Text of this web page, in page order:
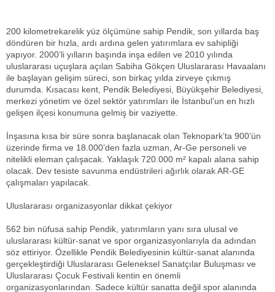
200 kilometrekarelik yüz ölçümüne sahip Pendik, son yıllarda baş
döndüren bir hızla, ardı ardına gelen yatırımlara ev sahipliği
yapıyor. 2000’li yılların başında inşa edilen ve 2010 yılında
uluslararası uçuşlara açılan Sabiha Gökçen Uluslararası Havaalanı
ile başlayan gelişim süreci, son birkaç yılda zirveye çıkmış
durumda. Kısacası kent, Pendik Belediyesi, Büyükşehir Belediyesi,
merkezi yönetim ve özel sektör yatırımları ile İstanbul’un en hızlı
gelişen ilçesi konumuna gelmiş bir vaziyette.
İnşasına kısa bir süre sonra başlanacak olan Teknopark’ta 900’ün
üzerinde firma ve 18.000’den fazla uzman, Ar-Ge personeli ve
nitelikli eleman çalışacak. Yaklaşık 720.000 m² kapalı alana sahip
olacak. Dev tesiste savunma endüstrileri ağırlık olarak AR-GE
çalışmaları yapılacak.
Uluslararası organizasyonlar dikkat çekiyor
562 bin nüfusa sahip Pendik, yatırımların yanı sıra ulusal ve
uluslararası kültür-sanat ve spor organizasyonlarıyla da adından
söz ettiriyor. Özellikle Pendik Belediyesinin kültür-sanat alanında
gerçekleştirdiği Uluslararası Geleneksel Sanatçılar Buluşması ve
Uluslararası Çocuk Festivali kentin en önemli
organizasyonlarından. Sadece kültür sanatta değil spor alanında